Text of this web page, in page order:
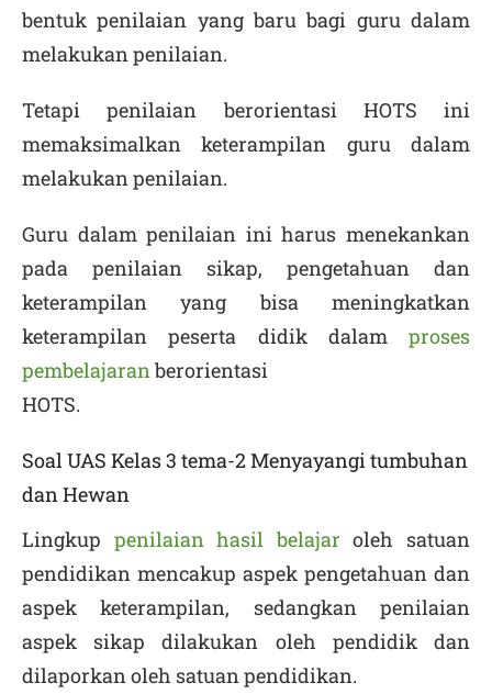
bentuk penilaian yang baru bagi guru dalam
melakukan penilaian.
Tetapi penilaian berorientasi HOTS ini
memaksimalkan keterampilan guru dalam
melakukan penilaian.
Guru dalam penilaian ini harus menekankan
pada penilaian sikap, pengetahuan dan
keterampilan yang bisa meningkatkan
keterampilan peserta didik dalam proses
pembelajaranberorientasi
HOTS.
Soal UAS Kelas 3 tema-2 Menyayangi tumbuhan
dan Hewan
Lingkup penilaian hasil belajar oleh satuan
pendidikan mencakup aspek pengetahuan dan
aspek keterampilan, sedangkan penilaian
aspek sikap dilakukan oleh pendidik dan
dilaporkan oleh satuan pendidikan.